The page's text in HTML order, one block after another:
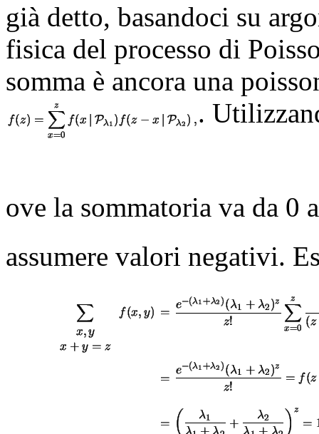
già detto, basandoci su
fisica del processo di
somma è ancora una
.
ove la sommatoria va da 0
assumere valori negativi.